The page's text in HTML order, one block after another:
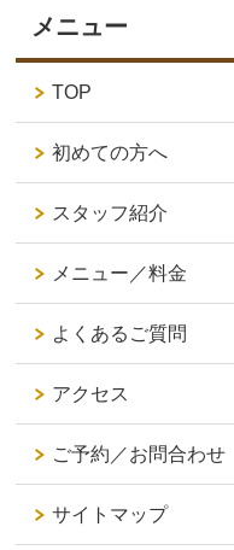
メニュー
TOP
初めての方へ
スタッフ紹介
メニュー／料金
よくあるご質問
アクセス
ご予約／お問合わせ
サイトマップ